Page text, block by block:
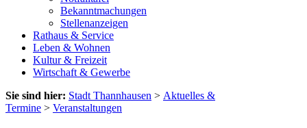
Bekanntmachungen
Stellenanzeigen
Rathaus & Service
Leben & Wohnen
Kultur & Freizeit
Wirtschaft & Gewerbe
Sie sind hier: Stadt Thannhausen > Aktuelles &
Termine > Veranstaltungen